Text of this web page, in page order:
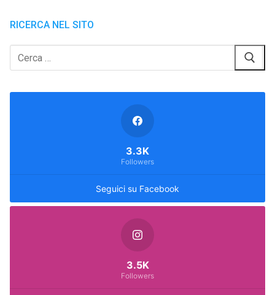
RICERCA NEL SITO
Cerca:
Seguici su Facebook
3.3K
Followers
3.5K
Followers